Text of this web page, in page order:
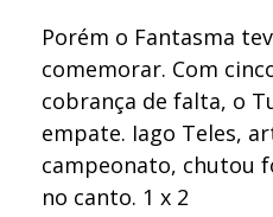
Porém o Fantasma
comemorar. Com
cobrança de falta, o
empate. Iago Teles,
campeonato, chutou
no canto. 1 x 2